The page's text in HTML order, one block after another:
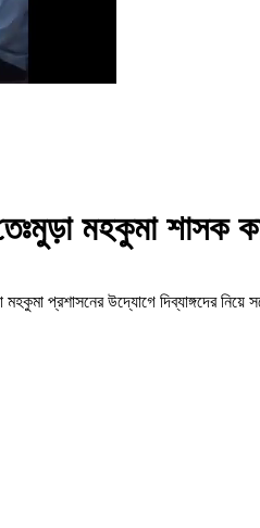
মহকুমা শাসক
মহকুমা প্রশাসনের উদ্যোগে দিব্যাঙ্গদের